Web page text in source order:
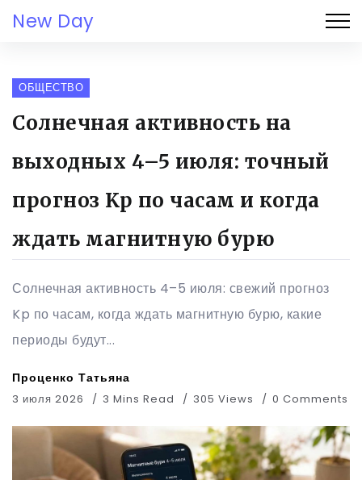
New Day
ОБЩЕСТВО
Солнечная активность на
выходных 4–5 июля: точный
прогноз Kp по часам и когда
ждать магнитную бурю
Солнечная активность 4–5 июля: свежий прогноз
Kp по часам, когда ждать магнитную бурю, какие
периоды будут...
Проценко Татьяна
3 июля 2026 3 Mins Read 305 Views 0 Comments